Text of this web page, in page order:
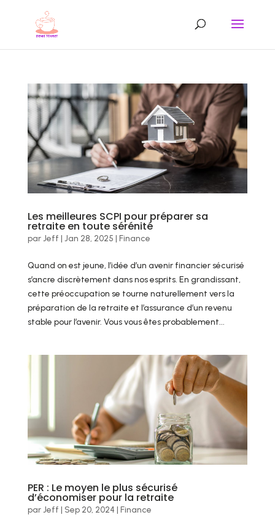
Les meilleures SCPI pour préparer sa
retraite en toute sérénité
parJeff | Jan 28, 2025 | Finance
Quand on est jeune, l’idée d’un avenir financier sécurisé
s’ancre discrètement dans nos esprits. En grandissant,
cette préoccupation se tourne naturellement vers la
préparation de la retraite et l’assurance d’un revenu
stable pour l’avenir. Vous vous êtes probablement...
PER : Le moyen le plus sécurisé
d’économiser pour la retraite
parJeff | Sep 20, 2024 | Finance